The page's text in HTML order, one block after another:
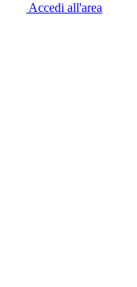
Accedi all'area